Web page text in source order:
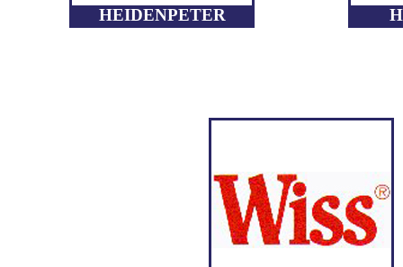
HEIDENPETER